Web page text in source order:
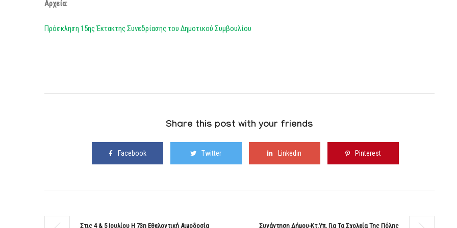
Αρχεία:
Πρόσκληση 15ης Έκτακτης Συνεδρίασης του Δημοτικού Συμβουλίου
Share this post with your friends
Facebook Twitter Linkedin Pinterest
Στις 4 & 5 Ιουλίου Η 73η Εθελοντική Αιμοδοσία Συνάντηση Δήμου-Κτ.Υπ. Για Τα Σχολεία Της Πόλης